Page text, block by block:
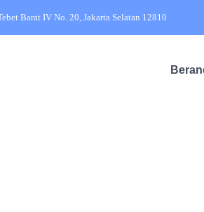
Barat IV No. 20, Jakarta Selatan 12810